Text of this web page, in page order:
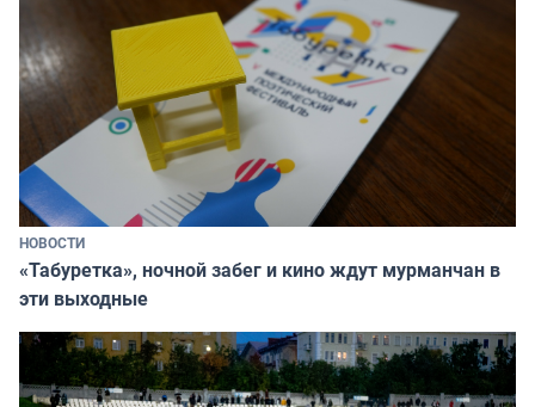
НОВОСТИ
«Табуретка», ночной забег и кино ждут мурманчан в
эти выходные